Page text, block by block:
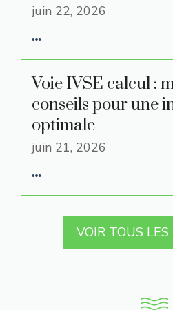
juin 22, 2026
Voie IVSE calcul :
conseils pour une
optimale
juin 21, 2026
VOIR TOUS